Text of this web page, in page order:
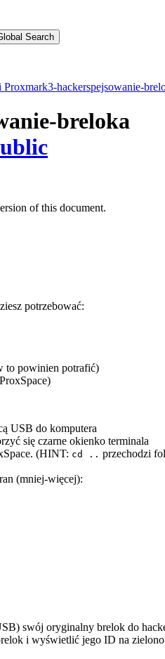
Search
Proxmark3-hackerspejsowanie-
breloka
of this document.
potrzebować:
to powinien potrafić)
USB do komputera
się czarne okienko terminala
(HINT: cd .. przechodzi
(mniej-więcej):
swój oryginalny brelok do
i wyświetlić jego ID na